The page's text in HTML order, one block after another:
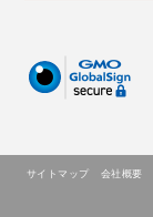
サイトマップ 会社概要